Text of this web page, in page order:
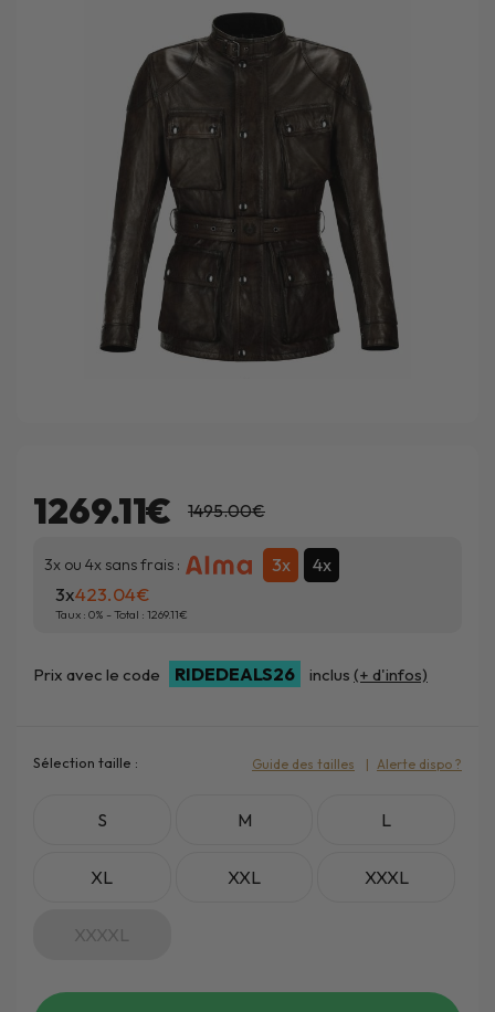
1269.11€ 1495.00€
3x ou 4x sans frais : 3x 4x
3x423.04
Taux : 0% - Total : 1269.11
Prix avec le code RIDEDEALS26 inclus (+ d'infos)
Sélection taille :
S M L
XL XXL XXXL
XXXXL
Guide des tailles Alerte dispo ?